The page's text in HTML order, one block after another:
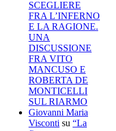
SCEGLIERE
FRA L’INFERNO
E LA RAGIONE.
UNA
DISCUSSIONE
FRA VITO
MANCUSO E
ROBERTA DE
MONTICELLI
SUL RIARMO
Giovanni Maria
Visconti su “La